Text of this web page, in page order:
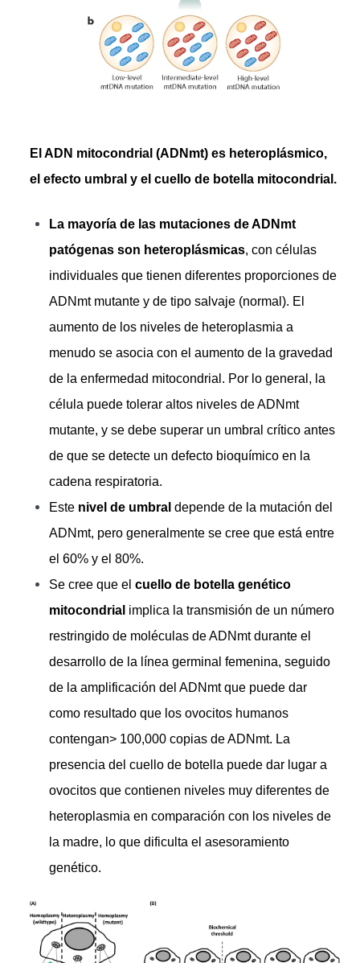
El ADN mitocondrial (ADNmt) es heteroplásmico,
el efecto umbral y el cuello de botella mitocondrial.
La mayoría de las mutaciones de ADNmt
patógenas son heteroplásmicas, con células
individuales que tienen diferentes proporciones de
ADNmt mutante y de tipo salvaje (normal). El
aumento de los niveles de heteroplasmia a
menudo se asocia con el aumento de la gravedad
de la enfermedad mitocondrial. Por lo general, la
célula puede tolerar altos niveles de ADNmt
mutante, y se debe superar un umbral crítico antes
de que se detecte un defecto bioquímico en la
cadena respiratoria.
Este nivel de umbral depende de la mutación del
ADNmt, pero generalmente se cree que está entre
el 60% y el 80%.
Se cree que el cuello de botella genético
mitocondrial implica la transmisión de un número
restringido de moléculas de ADNmt durante el
desarrollo de la línea germinal femenina, seguido
de la amplificación del ADNmt que puede dar
como resultado que los ovocitos humanos
contengan> 100,000 copias de ADNmt. La
presencia del cuello de botella puede dar lugar a
ovocitos que contienen niveles muy diferentes de
heteroplasmia en comparación con los niveles de
la madre, lo que dificulta el asesoramiento
genético.